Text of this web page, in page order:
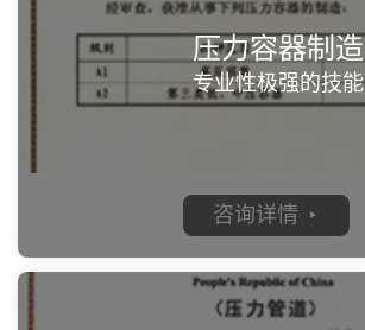
压力容器制造
专业性极强的技能
咨询详情